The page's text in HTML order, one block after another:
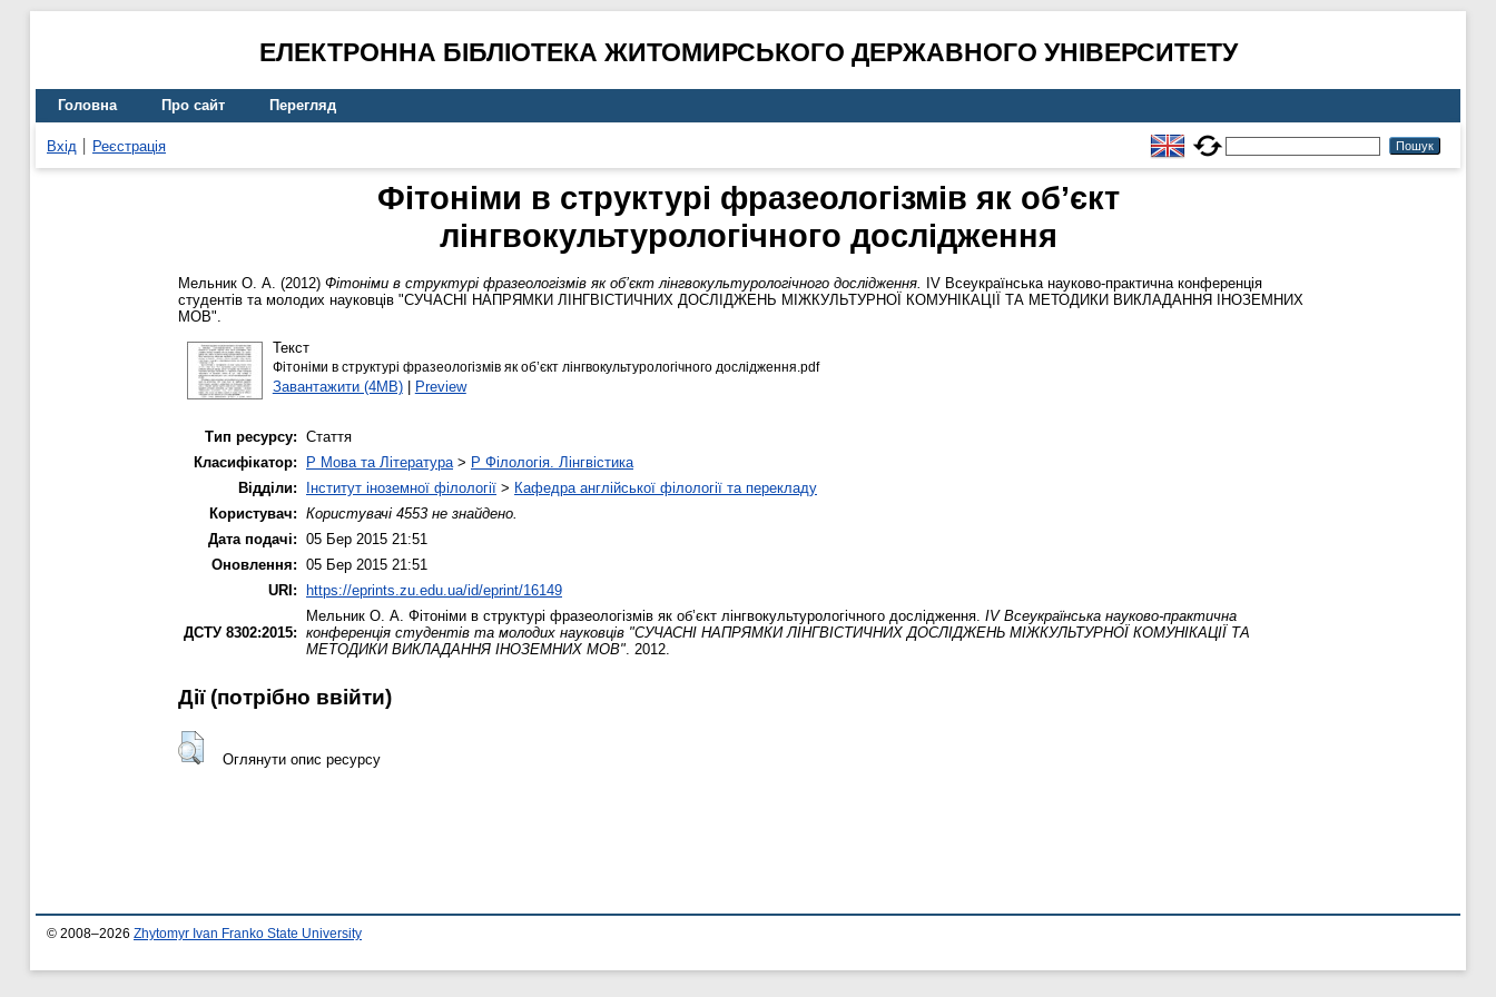
ЕЛЕКТРОННА БІБЛІОТЕКА ЖИТОМИРСЬКОГО ДЕРЖАВНОГО УНІВЕРСИТЕТУ
Головна Про сайт Перегляд
Вхід Реєстрація
Фітоніми в структурі фразеологізмів як об’єкт
лінгвокультурологічного дослідження
Мельник О. А. (2012) Фітоніми в структурі фразеологізмів як об’єкт лінгвокультурологічного дослідження.
ІV Всеукраїнська науково-практична конференція
студентів та молодих науковців "CУЧАСНІ НАПРЯМКИ ЛІНГВІСТИЧНИХ ДОСЛІДЖЕНЬ МІЖКУЛЬТУРНОЇ КОМУНІКАЦІЇ ТА МЕТОДИКИ ВИКЛАДАННЯ ІНОЗЕМНИХ
МОВ".
Текст
Фітоніми в структурі фразеологізмів як об’єкт лінгвокультурологічного дослідження.pdf
Завантажити (4MB)| Preview
Тип ресурсу: Стаття
Класифікатор:
P Мова та Література> P Філологія. Лінгвістика
Відділи:
Інститут іноземної філології > Кафедра англійської філології та перекладу
Користувач: Користувачі 4553 не знайдено.
Дата подачі: 05 Бер 2015 21:51
Оновлення: 05 Бер 2015 21:51
URI:
https://eprints.zu.edu.ua/id/eprint/16149
ДСТУ 8302:2015:
Мельник О. А. Фітоніми в структурі фразеологізмів як об’єкт лінгвокультурологічного дослідження. ІV Всеукраїнська науково-практична
конференція студентів та молодих науковців "CУЧАСНІ НАПРЯМКИ ЛІНГВІСТИЧНИХ ДОСЛІДЖЕНЬ МІЖКУЛЬТУРНОЇ КОМУНІКАЦІЇ ТА
МЕТОДИКИ ВИКЛАДАННЯ ІНОЗЕМНИХ МОВ". 2012.
Дії ​​(потрібно ввійти)
Оглянути опис ресурсу
© 2008–2026 Zhytomyr Ivan Franko State University